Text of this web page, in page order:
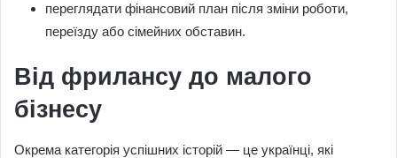
переглядати фінансовий план після зміни роботи,
переїзду або сімейних обставин.
Від фрилансу до малого
бізнесу
Окрема категорія успішних історій — це українці, які